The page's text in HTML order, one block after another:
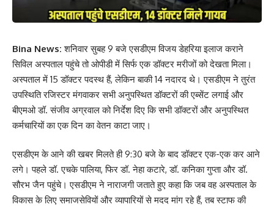
Bina News:शनिवार सुबह 9 बजे एसडीएम विजय डेहरिया इलाज कराने
सिविल अस्पताल पहुंचे तो ओपीडी में सिर्फ एक डॉक्टर मरीजों को देखता मिला।
अस्पताल में 15 डॉक्टर पदस्थ हैं, लेकिन बाकी 14 नदारद थे। एसडीएम ने तुरंत
उपस्थिति रजिस्टर मंगवाकर सभी अनुपस्थित डॉक्टरों की एब्सेंट लगाई और
बीएमओ डॉ. संजीव अग्रवाल को निर्देश दिए कि सभी डॉक्टरों और अनुपस्थित
कर्मचारियों का एक दिन का वेतन काटा जाए।
एसडीएम के आने की खबर मिलते ही 9:30 बजे के बाद डॉक्टर एक-एक कर आने
लगे। पहले डॉ. एचके पालिया, फिर डॉ. नेहा कटारे, डॉ. कनिका गुप्ता और डॉ.
सौरभ जैन पहुंचे। एसडीएम ने नाराजगी जताते हुए कहा कि जब वह अस्पताल के
विकास के लिए समाजसेवियों और व्यापारियों से मदद मांग रहे हैं, तब स्टाफ की